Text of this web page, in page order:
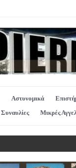
Αστυνομικά
Συναυλίες Μικρές